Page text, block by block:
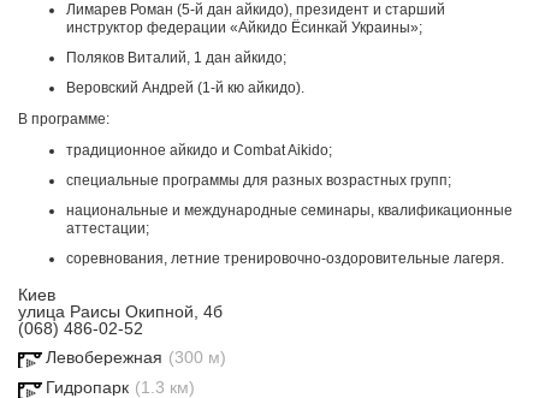
Лимарев Роман (5-й дан айкидо), президент и старший
инструктор федерации «Айкидо Ёсинкай Украины»;
Поляков Виталий, 1 дан айкидо;
Веровский Андрей (1-й кю айкидо).
В программе:
традиционное айкидо и Combat Aikido;
специальные программы для разных возрастных групп;
национальные и международные семинары, квалификационные
аттестации;
соревнования, летние тренировочно-оздоровительные лагеря.
Киев
улица Раисы Окипной, 4б
(068) 486-02-52
Левобережная (300 м)
Гидропарк (1.3 км)